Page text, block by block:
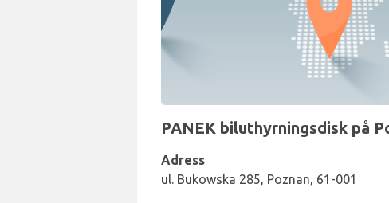
PANEK biluthyrningsdisk på
Adress
ul. Bukowska 285, Poznan, 61-001